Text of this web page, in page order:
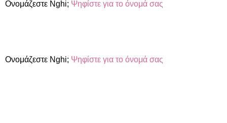
Ονομάζεστε Nghi; Ψηφίστε για το όνομά σας
Ονομάζεστε Nghi; Ψηφίστε για το όνομά σας